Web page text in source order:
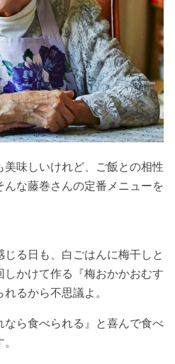
味しいけれど、ご飯との相性
んな藤巻さんの定番メニューを
じる日も、白ごはんに梅干しと
かけて作る『梅おかかおむす
るから不思議よ。
ら食べられる』と喜んで食べ